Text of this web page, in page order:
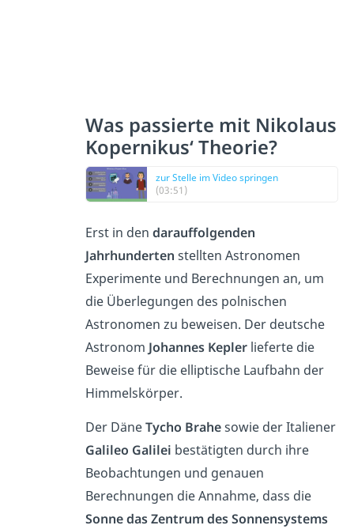
Was passierte mit Nikolaus
Kopernikus‘ Theorie?
zur Stelle im Video springen
(03:51)
Erst in den darauffolgenden
Jahrhunderten stellten Astronomen
Experimente und Berechnungen an, um
die Überlegungen des polnischen
Astronomen zu beweisen. Der deutsche
Astronom Johannes Keplerlieferte die
Beweise für die elliptische Laufbahn der
Himmelskörper.
Der DäneTycho Brahesowie der Italiener
Galileo Galilei bestätigten durch ihre
Beobachtungen und genauen
Berechnungen die Annahme, dass die
Sonne das Zentrum des Sonnensystems